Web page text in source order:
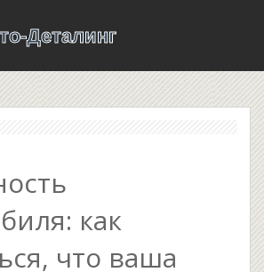
как
что ваша